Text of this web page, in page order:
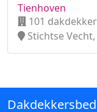
Tienhoven
101
Stichtse